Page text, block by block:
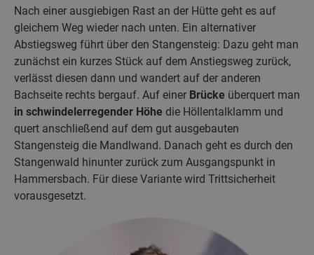
Nach einer ausgiebigen Rast an der Hütte geht es auf
gleichem Weg wieder nach unten. Ein alternativer
Abstiegsweg führt über den Stangensteig: Dazu geht man
zunächst ein kurzes Stück auf dem Anstiegsweg zurück,
verlässt diesen dann und wandert auf der anderen
Bachseite rechts bergauf. Auf einer Brücke überquert man
in schwindelerregender Höhe die Höllentalklamm und
quert anschließend auf dem gut ausgebauten
Stangensteig die Mandlwand. Danach geht es durch den
Stangenwald hinunter zurück zum Ausgangspunkt in
Hammersbach. Für diese Variante wird Trittsicherheit
vorausgesetzt.